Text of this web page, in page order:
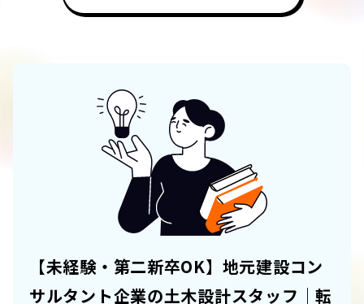
【未経験・第二新卒OK】地元建設コン
サルタント企業の土木設計スタッフ｜転